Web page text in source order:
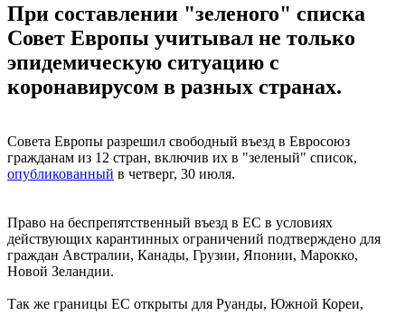
При составлении "зеленого" списка
Совет Европы учитывал не только
эпидемическую ситуацию с
коронавирусом в разных странах.
Совета Европы разрешил свободный въезд в Евросоюз
гражданам из 12 стран, включив их в "зеленый" список,
опубликованный в четверг, 30 июля.
Право на беспрепятственный въезд в ЕС в условиях
действующих карантинных ограничений подтверждено для
граждан Австралии, Канады, Грузии, Японии, Марокко,
Новой Зеландии.
Так же границы ЕС открыты для Руанды, Южной Кореи,